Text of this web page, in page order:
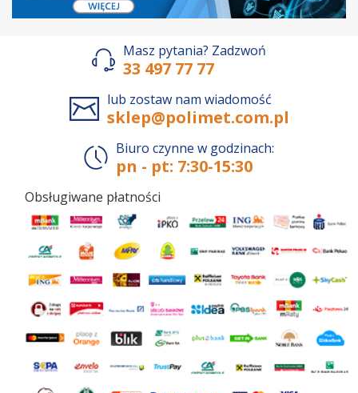
Masz pytania? Zadzwoń
33 497 77 77
lub zostaw nam wiadomość
sklep@polimet.com.pl
Biuro czynne w godzinach:
pn - pt: 7:30-15:30
Obsługiwane płatności